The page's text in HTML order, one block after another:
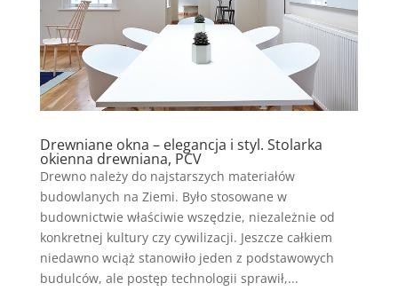
Drewniane okna – elegancja i styl. Stolarka
okienna drewniana, PCV
Drewno należy do najstarszych materiałów
budowlanych na Ziemi. Było stosowane w
budownictwie właściwie wszędzie, niezależnie od
konkretnej kultury czy cywilizacji. Jeszcze całkiem
niedawno wciąż stanowiło jeden z podstawowych
budulców, ale postęp technologii sprawił,...